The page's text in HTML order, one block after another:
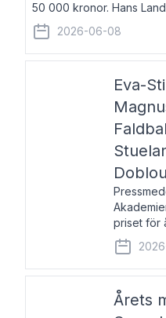
50 000 kronor. Hans
professor i svenska vid
disputerade år 2000 på
2026-06-08
Eva-
priset för
Årets